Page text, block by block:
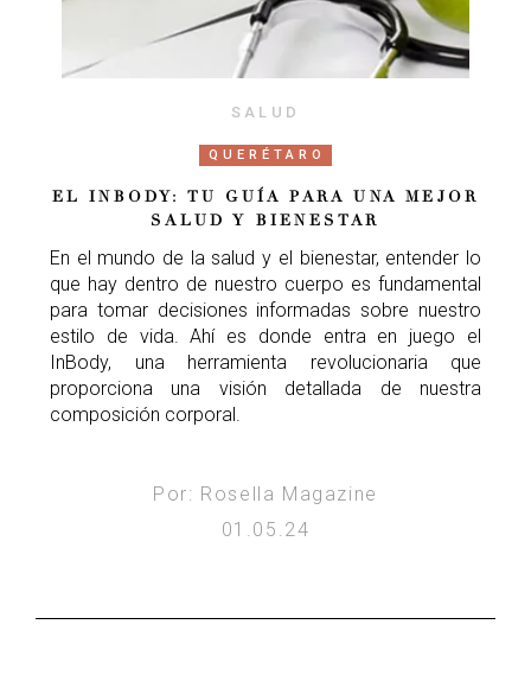
SALUD
QUERÉTARO
EL INBODY: TU GUÍA PARA UNA MEJOR
SALUD Y BIENESTAR
En el mundo de la salud y el bienestar, entender lo
que hay dentro de nuestro cuerpo es fundamental
para tomar decisiones informadas sobre nuestro
estilo de vida. Ahí es donde entra en juego el
InBody, una herramienta revolucionaria que
proporciona una visión detallada de nuestra
composición corporal.
Por: Rosella Magazine
01.05.24